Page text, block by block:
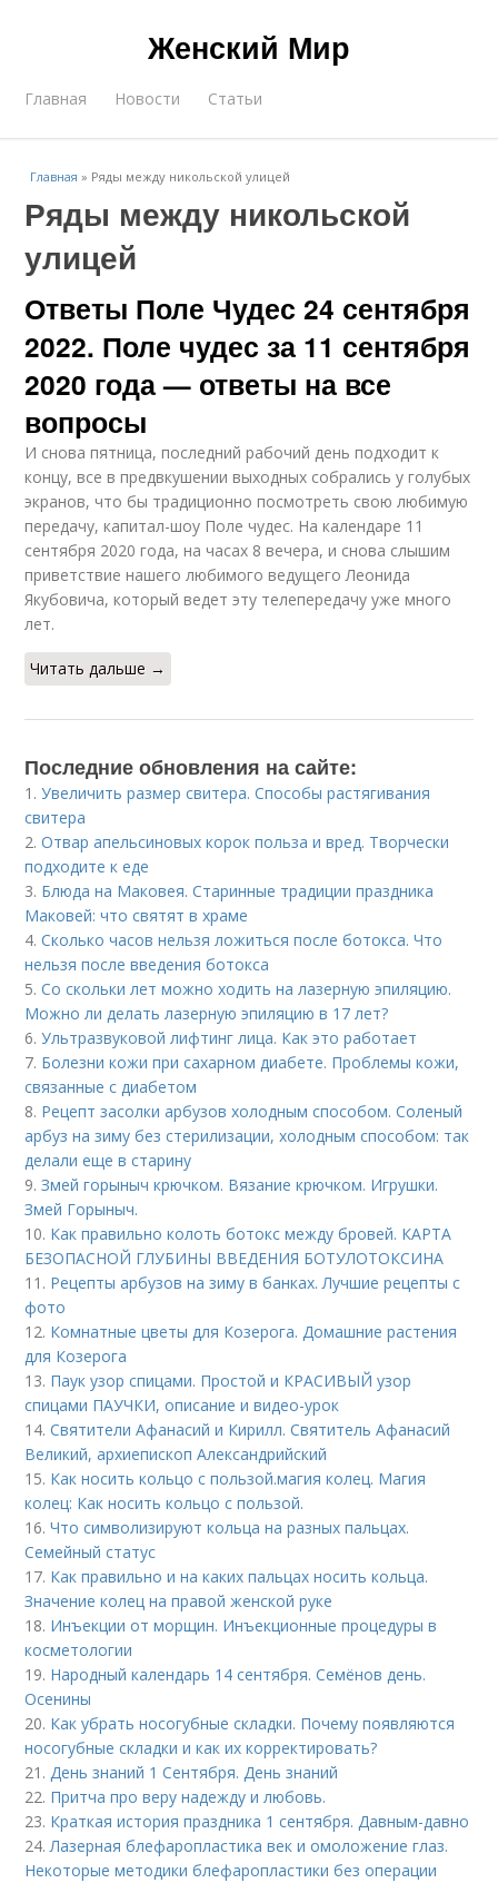
Женский Мир
Главная Новости Статьи
Главная » Ряды между никольской улицей
Ряды между никольской
улицей
Ответы Поле Чудес 24 сентября
2022. Поле чудес за 11 сентября
2020 года — ответы на все
вопросы
И снова пятница, последний рабочий день подходит к
концу, все в предвкушении выходных собрались у голубых
экранов, что бы традиционно посмотреть свою любимую
передачу, капитал-шоу Поле чудес. На календаре 11
сентября 2020 года, на часах 8 вечера, и снова слышим
приветствие нашего любимого ведущего Леонида
Якубовича, который ведет эту телепередачу уже много
лет.
Читать дальше →
Последние обновления на сайте:
1.Увеличить размер свитера. Способы растягивания
свитера
2.Отвар апельсиновых корок польза и вред. Творчески
подходите к еде
3. Блюда на Маковея. Старинные традиции праздника
Маковей: что святят в храме
4.Сколько часов нельзя ложиться после ботокса. Что
нельзя после введения ботокса
5.Со скольки лет можно ходить на лазерную эпиляцию.
Можно ли делать лазерную эпиляцию в 17 лет?
6.Ультразвуковой лифтинг лица. Как это работает
7. Болезни кожи при сахарном диабете. Проблемы кожи,
связанные с диабетом
8. Рецепт засолки арбузов холодным способом. Соленый
арбуз на зиму без стерилизации, холодным способом: так
делали еще в старину
9.Змей горыныч крючком. Вязание крючком. Игрушки.
Змей Горыныч.
10. Как правильно колоть ботокс между бровей. КАРТА
БЕЗОПАСНОЙ ГЛУБИНЫ ВВЕДЕНИЯ БОТУЛОТОКСИНА
11. Рецепты арбузов на зиму в банках. Лучшие рецепты с
фото
12. Комнатные цветы для Козерога. Домашние растения
для Козерога
13. Паук узор спицами. Простой и КРАСИВЫЙ узор
спицами ПАУЧКИ, описание и видео-урок
14.Святители Афанасий и Кирилл. Святитель Афанасий
Великий, архиепископ Александрийский
15. Как носить кольцо с пользой. магия колец. Магия
колец: Как носить кольцо с пользой.
16.Что символизируют кольца на разных пальцах.
Семейный статус
17. Как правильно и на каких пальцах носить кольца.
Значение колец на правой женской руке
18. Инъекции от морщин. Инъекционные процедуры в
косметологии
19. Народный календарь 14 сентября. Семёнов день.
Осенины
20. Как убрать носогубные складки. Почему появляются
носогубные складки и как их корректировать?
21.День знаний 1 Сентября. День знаний
22. Притча про веру надежду и любовь.
23. Краткая история праздника 1 сентября. Давным-давно
24.Лазерная блефаропластика век и омоложение глаз.
Некоторые методики блефаропластики без операции